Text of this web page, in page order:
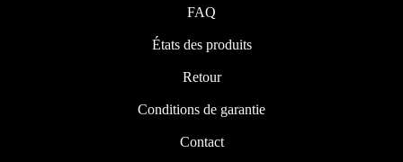
FAQ
États des produits
Retour
Conditions de garantie
Contact